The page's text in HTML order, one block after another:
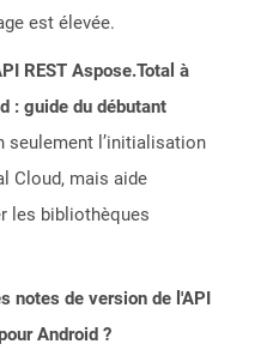
est élevée.
REST Aspose.Total à
: guide du débutant
seulement l’initialisation
Cloud, mais aide
les bibliothèques
notes de version de l'API
Android ?